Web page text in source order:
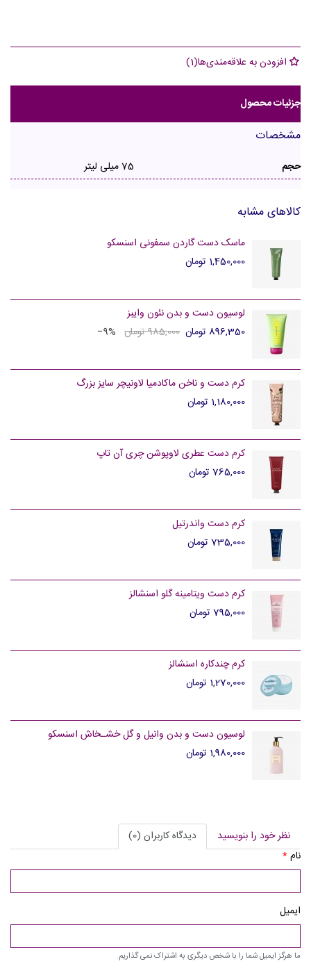
افزودن به علاقه‌مندی‌ها(
1
)
جزئیات محصول
مشخصات
حجم 75 میلی لیتر
کالاهای مشابه
ماسک دست گاردن سمفونی اسنسکو
1,450,000 تومان
لوسیون دست و بدن نئون وایبز
896,350 تومان
985,000 تومان ‎−9%
کرم دست و ناخن ماکادمیا لاونیچر سایز بزرگ
1,180,000 تومان
کرم دست عطری لاوپوشن چری آن تاپ
765,000 تومان
کرم دست واندرتیل
735,000 تومان
کرم دست ویتامینه گلو اسنشالز
795,000 تومان
کرم چندکاره اسنشالز
1,270,000 تومان
لوسیون دست و بدن وانیل و گل خشـخاش اسنسکو
1,980,000 تومان
نظر خود را بنویسید
دیدگاه کاربران (0)
نام*
ایمیل
ما هرگز ایمیل شما را با شخص دیگری به اشتراک نمی گذاریم.